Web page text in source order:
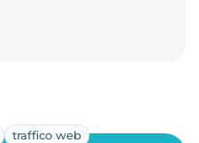
traffico web